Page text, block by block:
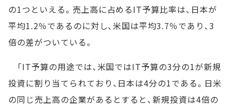
の1つといえる。売上高に占めるIT予算比率は、日本が
平均1.2％であるのに対し、米国は平均3.7％であり、3
倍の差がついている。
「IT予算の用途では、米国ではIT予算の3分の1が新規
投資に割り当てられており、日本は4分の1である。日米
の同じ売上高の企業があるとすると、新規投資は4倍の